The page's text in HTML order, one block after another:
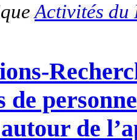
Activités du
de
de